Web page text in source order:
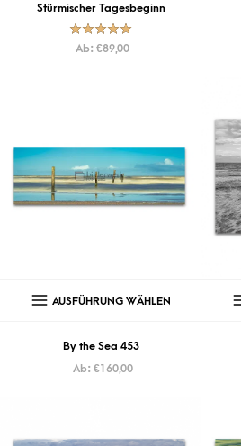
Stürmischer Tagesbeginn
Bewertet mit
5.00 von
Ab: €89,00
AUSFÜHRUNG WÄHLEN
By the Sea 453
Ab: €160,00